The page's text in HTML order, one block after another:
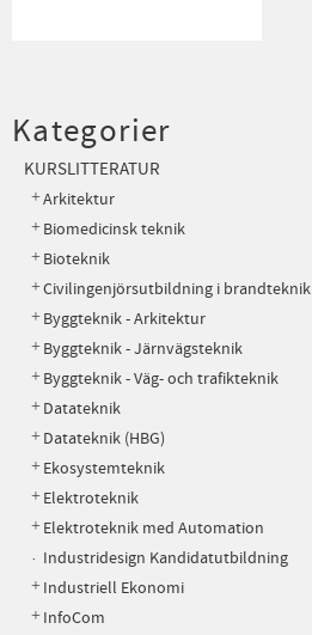
Kategorier
KURSLITTERATUR
Arkitektur
Biomedicinsk teknik
Bioteknik
Civilingenjörsutbildning i brandteknik
Byggteknik - Arkitektur
Byggteknik - Järnvägsteknik
Byggteknik - Väg- och trafikteknik
Datateknik
Datateknik (HBG)
Ekosystemteknik
Elektroteknik
Elektroteknik med Automation
Industridesign Kandidatutbildning
Industriell Ekonomi
InfoCom